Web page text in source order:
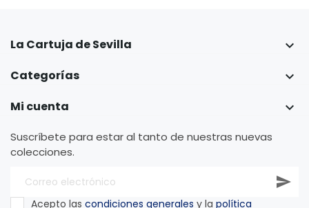
La Cartuja de Sevilla 
Categorías 
Mi cuenta 
Suscríbete para estar al tanto de nuestras nuevas
colecciones.
Acepto las condiciones generales y la política